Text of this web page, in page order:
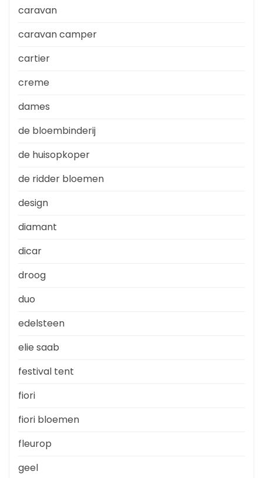
caravan
caravan camper
cartier
creme
dames
de bloembinderij
de huisopkoper
de ridder bloemen
design
diamant
dicar
droog
duo
edelsteen
elie saab
festival tent
fiori
fiori bloemen
fleurop
geel